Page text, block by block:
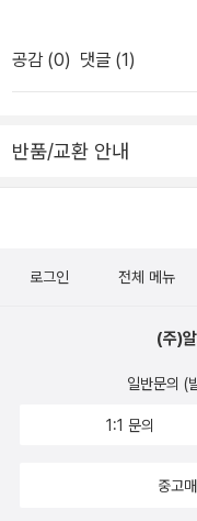
사랑하고 싶어진다.그 사
크초콜릿은 달면서도 씁쓸
느낌이 좋다. 진하면 진
때면 파리의 브랑제리에
자 있는 자신에게 합석해
원에서 먹었던 오니기리,
구이 등.. 요리와 함께하
혼자만의 식사시간들. 그
아 넣는 것처럼 보여요.세
법이 함께 밥을 먹는 것이
고 싶을 떄 우리들은 밥을
함께 먹었던 카레 한 그릇,
한 피자 등. 성석제, 백영
작가 21인이 자신의 소울
도록 맛깔나게 풀어놓는
위안을 받고 평온함을 느
필수반찬과 공부하는 학
락과 온가족이 함께해도
매일같이 도시락을 싸가
게 잘 쉬었습니다.허영만,
여행. 식객의 스토리 작업
은 오래되어 전통이 살아
행객에게 도움이 되는 책
마음도 휴식을 취할 수 있
식사 한번 하지요유지나
이런말을 종종하기도 하
공감 (0) 댓글 (1)
반품/교환 안내
로그인 전체 메뉴
(주)
일반문의 (
1:1 문의
중고